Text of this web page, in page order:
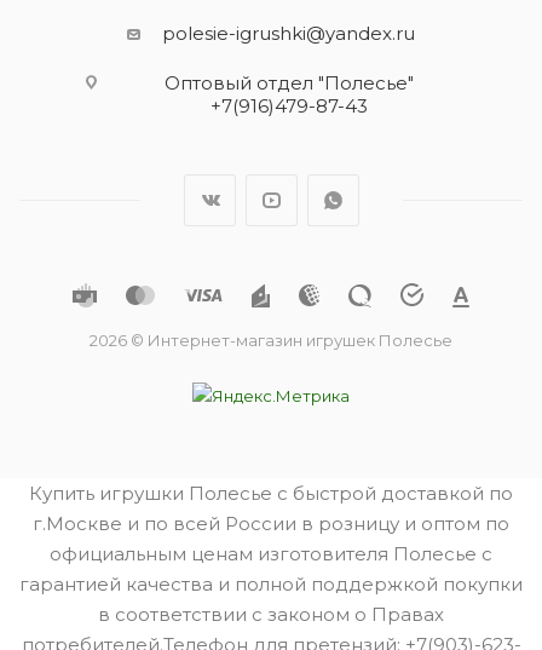
polesie-igrushki@yandex.ru
Оптовый отдел "Полесье"
+7(916)479-87-43
2026 © Интернет-магазин игрушек Полесье
Купить игрушки Полесье с быстрой доставкой по
г.Москве и по всей России в розницу и оптом по
официальным ценам изготовителя Полесье с
гарантией качества и полной поддержкой покупки
в соответствии с законом о Правах
потребителей.Телефон для претензий: +7(903)-623-